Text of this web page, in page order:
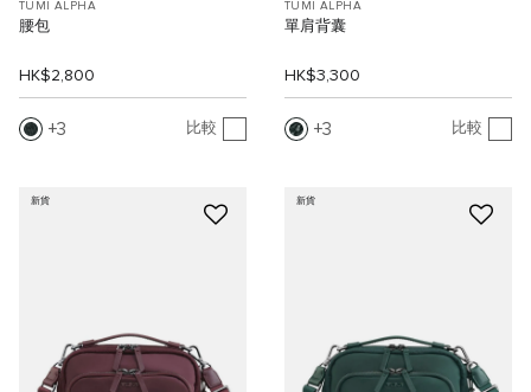
TUMI ALPHA
腰包
HK$2,800
3 比較
TUMI ALPHA
單肩背囊
HK$3,300
3 比較
新貨 新貨